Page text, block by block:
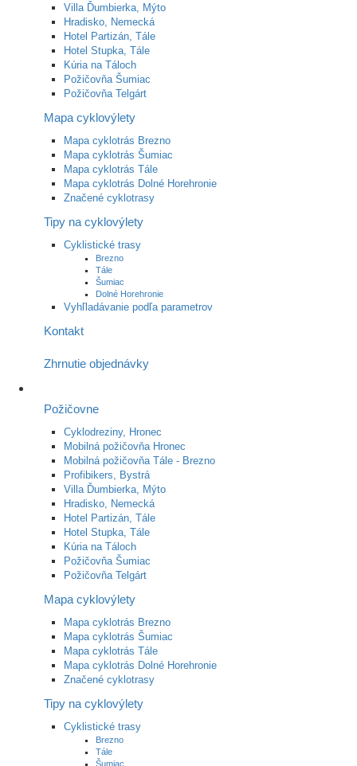
Villa Ďumbierka, Mýto
Hradisko, Nemecká
Hotel Partizán, Tále
Hotel Stupka, Tále
Kúria na Táloch
Požičovňa Šumiac
Požičovňa Telgárt
Mapa cyklovýlety
Mapa cyklotrás Brezno
Mapa cyklotrás Šumiac
Mapa cyklotrás Tále
Mapa cyklotrás Dolné Horehronie
Značené cyklotrasy
Tipy na cyklovýlety
Cyklistické trasy
Brezno
Tále
Šumiac
Dolné Horehronie
Vyhľladávanie podľa parametrov
Kontakt
Zhrnutie objednávky
Požičovne
Cyklodreziny, Hronec
Mobilná požičovňa Hronec
Mobilná požičovňa Tále - Brezno
Profibikers, Bystrá
Villa Ďumbierka, Mýto
Hradisko, Nemecká
Hotel Partizán, Tále
Hotel Stupka, Tále
Kúria na Táloch
Požičovňa Šumiac
Požičovňa Telgárt
Mapa cyklovýlety
Mapa cyklotrás Brezno
Mapa cyklotrás Šumiac
Mapa cyklotrás Tále
Mapa cyklotrás Dolné Horehronie
Značené cyklotrasy
Tipy na cyklovýlety
Cyklistické trasy
Brezno
Tále
Šumiac